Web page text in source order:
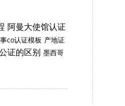
阿曼大使馆认证
co认证模板 产地证
证的区别 墨西哥